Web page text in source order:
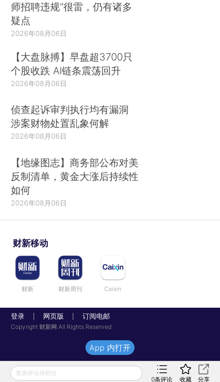
师招聘违规”很雷，仍有诸多
疑点
2026年08月06日
【大盘脉搏】早盘超3700只
个股收跌 AI链条震荡回升
2026年08月06日
侦查起诉审判执行均有漏洞
涉案财物处置乱象何解
2026年08月06日
【地缘图志】商务部公布对美
反制清单，黄金大涨后持续性
如何
2026年08月06日
财新移动
财新 财新周刊 Caixin
登录 网页版 订阅电邮
Copyright 财新网 All Rights Reserved
发表评论得积分
0条评论 收藏 分享
App 内打开